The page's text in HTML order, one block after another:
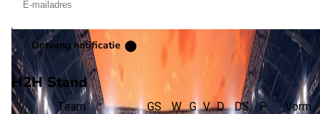
Ontvang notificatie
H2H Stand
Team GS W G V D DS P Vorm